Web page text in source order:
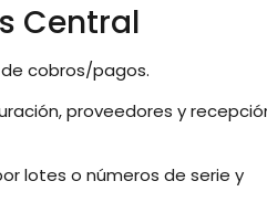
Central
cobros/pagos.
proveedores y
lotes o números de serie y